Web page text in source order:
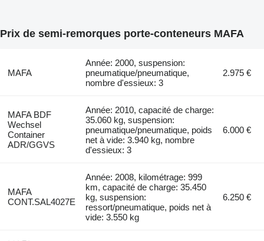
Prix de semi-remorques porte-conteneurs MAFA
MAFA
Année: 2000, suspension:
pneumatique/pneumatique,
nombre d'essieux: 3
2.975 €
MAFA BDF
Wechsel
Container
ADR/GGVS
Année: 2010, capacité de charge:
35.060 kg, suspension:
pneumatique/pneumatique, poids
net à vide: 3.940 kg, nombre
d'essieux: 3
6.000 €
MAFA
CONT.SAL4027E
Année: 2008, kilométrage: 999
km, capacité de charge: 35.450
kg, suspension:
ressort/pneumatique, poids net à
vide: 3.550 kg
6.250 €